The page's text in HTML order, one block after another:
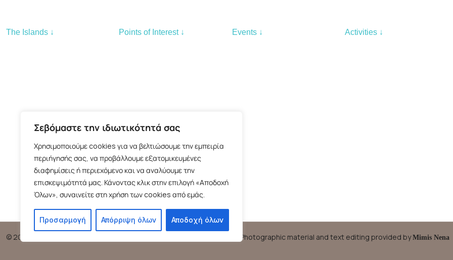
Σεβόμαστε την ιδιωτικότητά σας
Χρησιμοποιούμε cookies για να βελτιώσουμε την εμπειρία
περιήγησής σας, να προβάλλουμε εξατομικευμένες
διαφημίσεις ή περιεχόμενο και να αναλύουμε την
επισκεψιμότητά μας. Κάνοντας κλικ στην επιλογή «Αποδοχή
Όλων», συναινείτε στη χρήση των cookies από εμάς.
Προσαρμογή Απόρριψη όλων Αποδοχή όλων
The Islands ↓
Glaronisi
Points of Interest ↓ Events ↓ Activities ↓
© 2025 Association of Tourist Businesses of Koufonisia Photographic material and text editing provided byMimis Nena